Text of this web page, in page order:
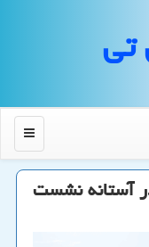
تی
منو
آستانه نشست